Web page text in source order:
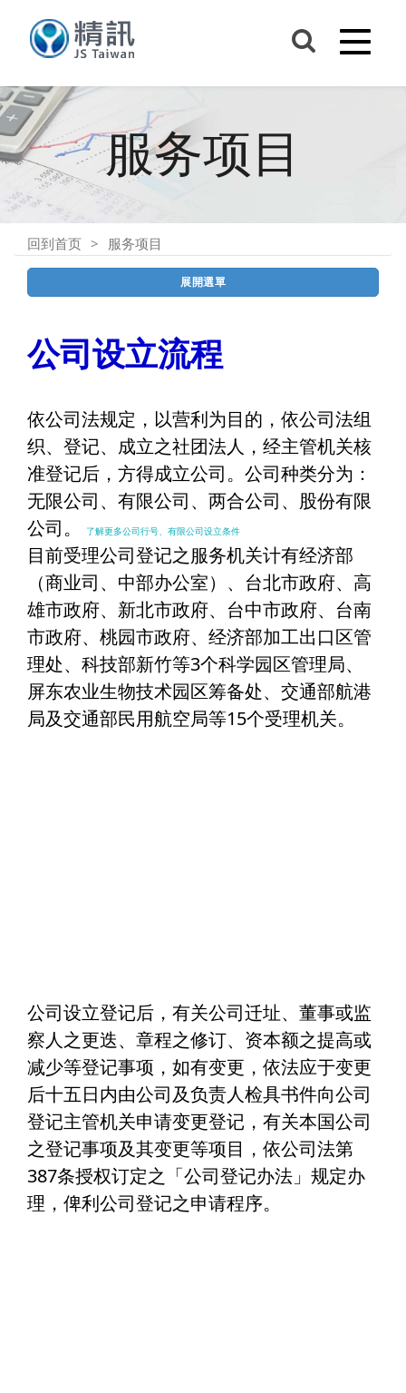
服务项目
回到首页 服务项目
展開選單
公司设立流程
依公司法规定，以营利为目的，依公司法组
织、登记、成立之社团法人，经主管机关核
准登记后，方得成立公司。公司种类分为：
无限公司、有限公司、两合公司、股份有限
公司。
了解更多公司行号、有限公司设立条件
目前受理公司登记之服务机关计有经济部
（商业司、中部办公室）、台北市政府、高
雄市政府、新北市政府、台中市政府、台南
市政府、桃园市政府、经济部加工出口区管
理处、科技部新竹等3个科学园区管理局、
屏东农业生物技术园区筹备处、交通部航港
局及交通部民用航空局等15个受理机关。
公司设立登记后，有关公司迁址、董事或监
察人之更迭、章程之修订、资本额之提高或
减少等登记事项，如有变更，依法应于变更
后十五日内由公司及负责人检具书件向公司
登记主管机关申请变更登记，有关本国公司
之登记事项及其变更等项目，依公司法第
387条授权订定之「公司登记办法」规定办
理，俾利公司登记之申请程序。